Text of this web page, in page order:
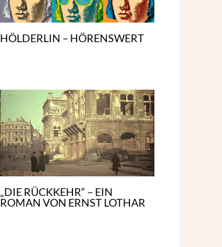
HÖLDERLIN – HÖRENSWERT
„DIE RÜCKKEHR“ – EIN
ROMAN VON ERNST LOTHAR